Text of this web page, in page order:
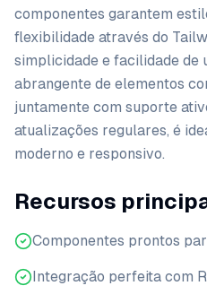
componentes garantem
flexibilidade através do
simplicidade e facilidade de
abrangente de elementos
juntamente com suporte
atualizações regulares, é
moderno e responsivo.
Recursos
Componentes prontos
Integração perfeita com